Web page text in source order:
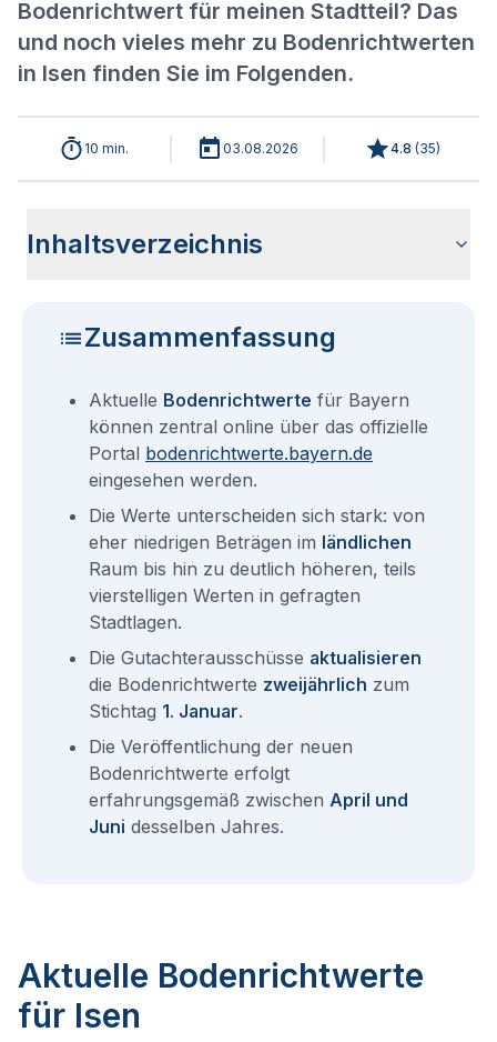
Bodenrichtwert für meinen Stadtteil? Das
und noch vieles mehr zu Bodenrichtwerten
in Isen finden Sie im Folgenden.
10 min. 03.08.2026 4.8 (35)
Inhaltsverzeichnis
Bodenrichtwerten gleichzusetzen?
Isen?
Zusammenfassung
Aktuelle Bodenrichtwerte für Bayern
können zentral online über das offizielle
Portal bodenrichtwerte.bayern.de
eingesehen werden.
Die Werte unterscheiden sich stark: von
eher niedrigen Beträgen im ländlichen
Raum bis hin zu deutlich höheren, teils
vierstelligen Werten in gefragten
Stadtlagen.
Die Gutachterausschüsse aktualisieren
die Bodenrichtwerte zweijährlich zum
Stichtag 1. Januar.
Die Veröffentlichung der neuen
Bodenrichtwerte erfolgt
erfahrungsgemäß zwischen April und
Juni desselben Jahres.
Aktuelle Bodenrichtwerte
für Isen